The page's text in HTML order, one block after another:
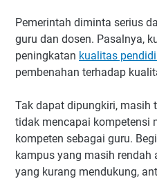
Pemerintah diminta serius
guru dan dosen. Pasalnya,
peningkatan kualitas
pembenahan terhadap
Tak dapat dipungkiri, masih
tidak mencapai kompetensi
kompeten sebagai guru.
kampus yang masih rendah
yang kurang mendukung,